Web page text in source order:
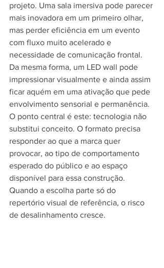
projeto. Uma sala imersiva pode parecer
mais inovadora em um primeiro olhar,
mas perder eficiência em um evento
com fluxo muito acelerado e
necessidade de comunicação frontal.
Da mesma forma, um LED wall pode
impressionar visualmente e ainda assim
ficar aquém em uma ativação que pede
envolvimento sensorial e permanência.
O ponto central é este: tecnologia não
substitui conceito. O formato precisa
responder ao que a marca quer
provocar, ao tipo de comportamento
esperado do público e ao espaço
disponível para essa construção.
Quando a escolha parte só do
repertório visual de referência, o risco
de desalinhamento cresce.